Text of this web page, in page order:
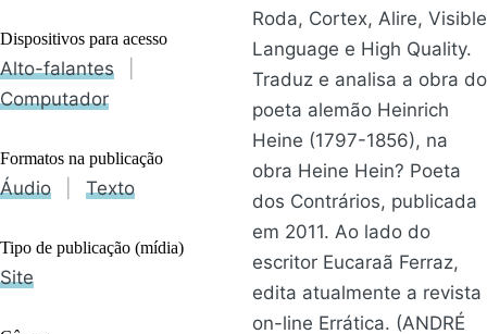
Dispositivos para acesso
Alto-falantes
Computador
Formatos na publicação
Áudio Texto
Tipo de publicação (mídia)
Site
Roda, Cortex, Alire, Visible
Language e High Quality.
Traduz e analisa a obra do
poeta alemão Heinrich
Heine (1797-1856), na
obra Heine Hein? Poeta
dos Contrários, publicada
em 2011. Ao lado do
escritor Eucaraã Ferraz,
edita atualmente a revista
on-line Errática. (ANDRÉ